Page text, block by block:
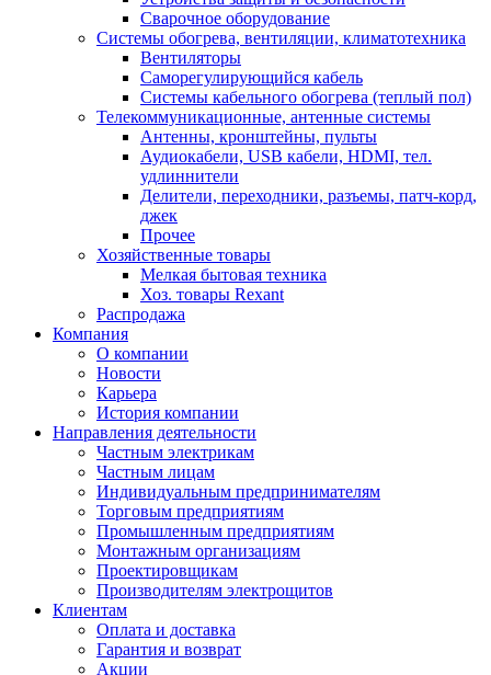
Сварочное оборудование
Системы обогрева, вентиляции, климатотехника
Вентиляторы
Саморегулирующийся кабель
Системы кабельного обогрева (теплый пол)
Телекоммуникационные, антенные системы
Антенны, кронштейны, пульты
Аудиокабели, USB кабели, HDMI, тел.
удлиннители
Делители, переходники, разъемы, патч-корд,
джек
Прочее
Хозяйственные товары
Мелкая бытовая техника
Хоз. товары Rexant
Распродажа
Компания
О компании
Новости
Карьера
История компании
Направления деятельности
Частным электрикам
Частным лицам
Индивидуальным предпринимателям
Торговым предприятиям
Промышленным предприятиям
Монтажным организациям
Проектировщикам
Производителям электрощитов
Клиентам
Оплата и доставка
Гарантия и возврат
Акции